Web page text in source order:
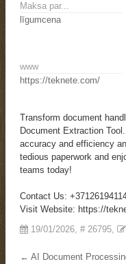
Maksa par...
līgumcena
www
https://teknete.com/
Transform document
Document Extraction
accuracy and efficiency
tedious paperwork and
teams today!
Contact Us:
Visit Website: https://
19/01/2026, # 26795,
← AI Document